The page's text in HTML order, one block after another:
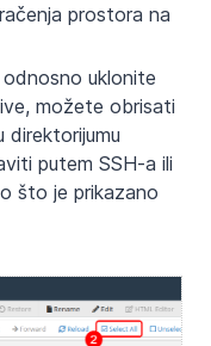
prostora na
uklonite
možete obrisati
direktorijumu
putem SSH-a ili
što je prikazano